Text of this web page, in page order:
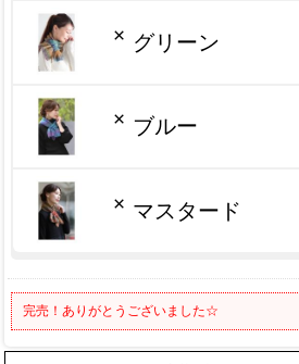
× グリーン
× ブルー
× マスタード
完売！ありがとうございました☆